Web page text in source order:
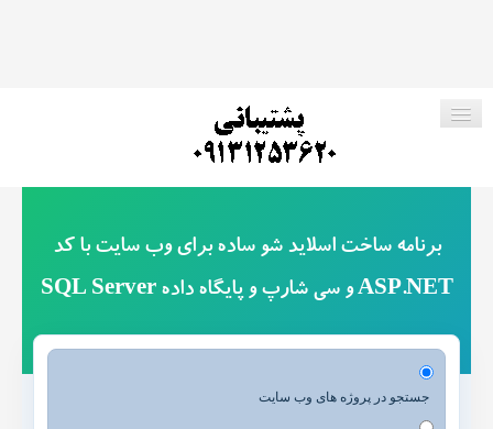
پروژه های رایگان
ارتباط با ما
برنامه ساخت اسلاید شو ساده برای وب سایت با کد
ASP.NET و سی شارپ و پایگاه داده SQL Server
جستجو در پروژه های وب سایت